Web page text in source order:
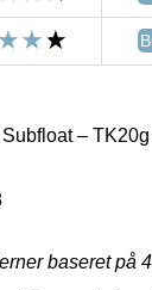
–
baseret på 4